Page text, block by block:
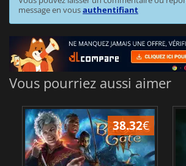
message en vousauthentifiant
Vous pourriez aussi aimer
38.32€